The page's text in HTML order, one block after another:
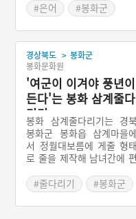
#은어
#봉화군
#경상북도 축제
경상북도 > 봉화군
봉화문화원
'여군이 이겨야 풍년이
든다'는 봉화 삼계줄다
리기
봉화 삼계줄다리기는 경북
봉화군 봉화읍 삼계마을에
서 정월대보름에 게줄 형태
로 줄을 제작해 남녀간에 편
동놀이이다. 한 해의 풍요를
기원하는 지역민의 기원을
담고 있으며, 현재는 가을
#줄다리기
#봉화군